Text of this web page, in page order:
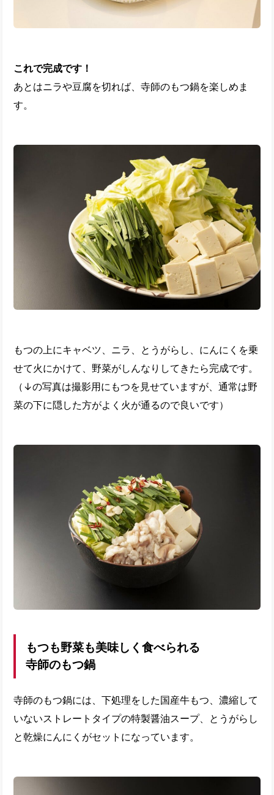
これで完成です！
あとはニラや豆腐を切れば、寺師のもつ鍋を楽しめま
す。
もつの上にキャベツ、ニラ、とうがらし、にんにくを乗
せて火にかけて、野菜がしんなりしてきたら完成です。
（↓の写真は撮影用にもつを見せていますが、通常は野
菜の下に隠した方がよく火が通るので良いです）
もつも野菜も美味しく食べられる
寺師のもつ鍋
寺師のもつ鍋には、下処理をした国産牛もつ、濃縮して
いないストレートタイプの特製醤油スープ、とうがらし
と乾燥にんにくがセットになっています。